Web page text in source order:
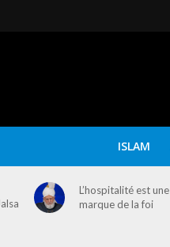
ISLAM
L’hospitalité est une
marque de la foi